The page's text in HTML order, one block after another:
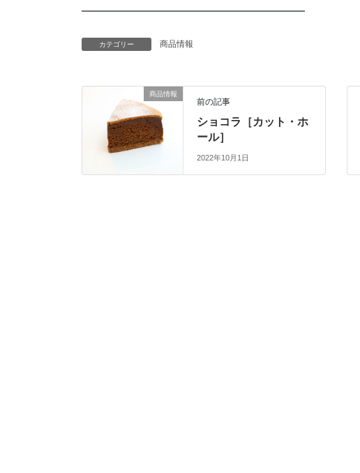
━━━━━━━━━━━━━━━━━━━━
カテゴリー 商品情報
商品情報
前の記事
ショコラ［カット・ホ
ール］
2022年10月1日